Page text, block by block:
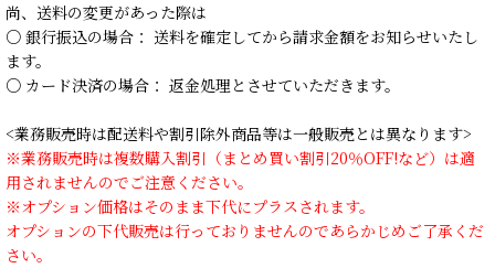
尚、送料の変更があった際は
○ 銀行振込の場合： 送料を確定してから請求金額をお知らせいたし
ます。
○ カード決済の場合： 返金処理とさせていただきます。
<業務販売時は配送料や割引除外商品等は一般販売とは異なります>
※業務販売時は複数購入割引（まとめ買い割引20％OFF!など）は適
用されませんのでご注意ください。
※オプション価格はそのまま下代にプラスされます。
オプションの下代販売は行っておりませんのであらかじめご了承くだ
さい。